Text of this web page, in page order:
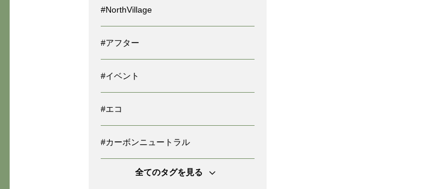
#NorthVillage
#アフター
#イベント
#エコ
#カーボンニュートラル
全てのタグを見る